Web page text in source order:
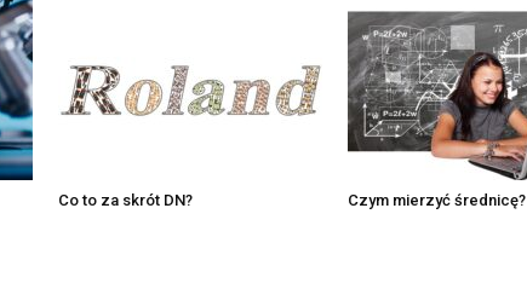
Co to za skrót DN? Czym mierzyć średnicę?